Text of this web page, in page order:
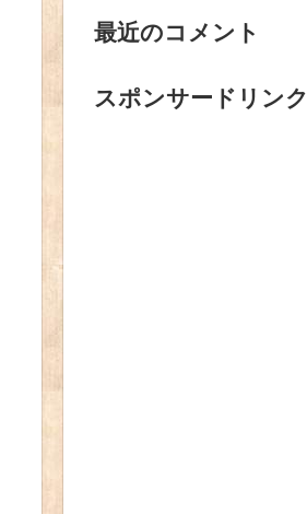
最近のコメント
スポンサードリンク